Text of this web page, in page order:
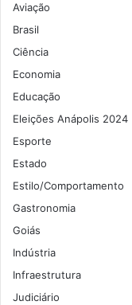
Aviação
Brasil
Ciência
Economia
Educação
Eleições Anápolis 2024
Esporte
Estado
Estilo/Comportamento
Gastronomia
Goiás
Indústria
Infraestrutura
Judiciário